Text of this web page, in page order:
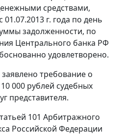
средствами,
г. года по день
задолженности, по
Центрального банка РФ
удовлетворено.
требование о
000 рублей судебных
представителя.
101 Арбитражного
Российской Федерации